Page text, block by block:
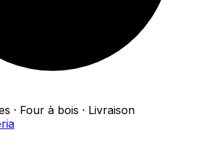
· Four à bois · Livraison